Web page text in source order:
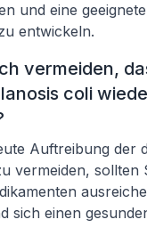
und eine geeignete
entwickeln.
vermeiden,
coli
Auftreibung der
vermeiden, sollten
sich einen